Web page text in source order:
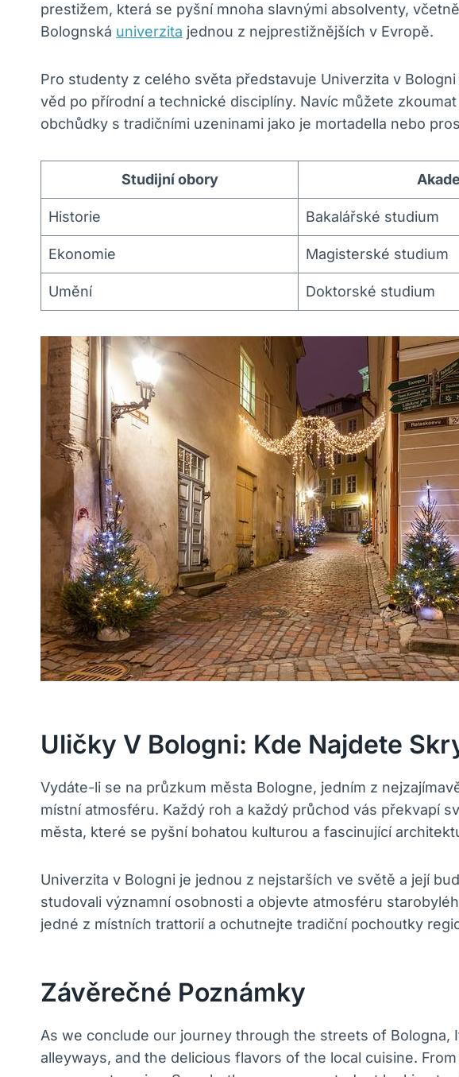
prestižem, která se pyšní mnoha slavnými absolventy,
Bolognská univerzita jednou z nejprestižnějších v Evropě.
Pro studenty z celého světa představuje Univerzita v
věd po přírodní a technické disciplíny. Navíc můžete
obchůdky s tradičními uzeninami jako je mortadella nebo
Studijní obory
Historie Bakalářské studium
Ekonomie Magisterské studium
Umění Doktorské studium
Uličky V Bologni: Kde Najdete
Vydáte-li se na průzkum města Bologne, jedním z
místní atmosféru. Každý roh a každý průchod vás překvapí
města, které se pyšní bohatou kulturou a fascinující
Univerzita v Bologni je jednou z nejstarších ve světě a její
studovali významní osobnosti a objevte atmosféru
jedné z místních trattorií a ochutnejte tradiční pochoutky
Závěrečné Poznámky
As we conclude our journey through the streets of
alleyways, and the delicious flavors of the local cuisine.